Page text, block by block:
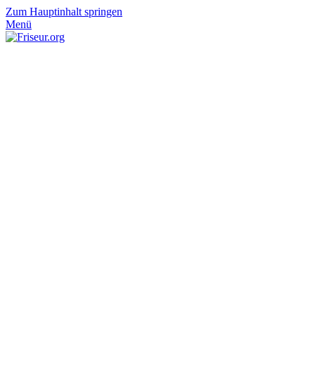
Zum Hauptinhalt springen
Menü